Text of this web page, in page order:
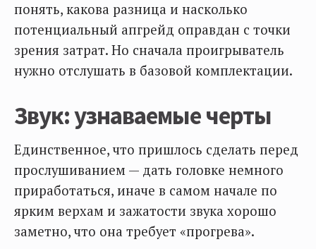
понять, какова разница и насколько
потенциальный апгрейд оправдан с точки
зрения затрат. Но сначала проигрыватель
нужно отслушать в базовой комплектации.
Звук: узнаваемые черты
Единственное, что пришлось сделать перед
прослушиванием — дать головке немного
приработаться, иначе в самом начале по
ярким верхам и зажатости звука хорошо
заметно, что она требует «прогрева».